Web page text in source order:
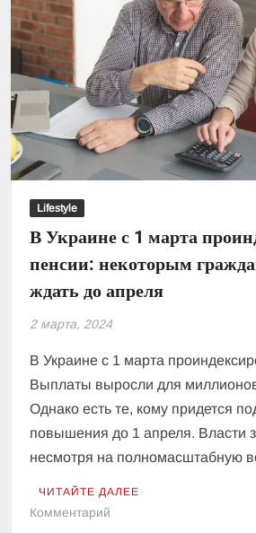
скидки
будут
действовать
еще
4
дня
Lifestyle
В Украине с 1 марта
пенсии: некоторым
ждать до апреля
2 марта, 2024
В Украине с 1 марта
Выплаты выросли для
Однако есть те, кому придется
повышения до 1 апреля. Власти
несмотря на полномасштабную
ЧИТАЙТЕ ДАЛЕЕ
Комментарий